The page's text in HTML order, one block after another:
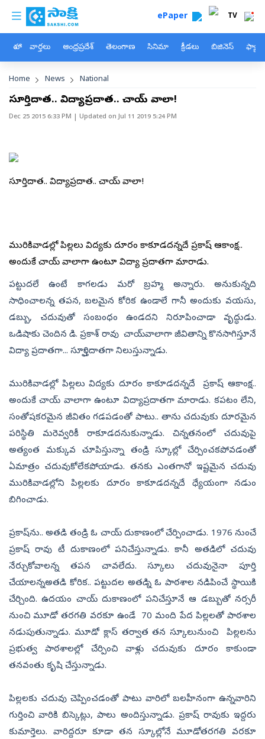
Skip to main content
custom menu ePaper TV
హోం వార్తలు ఆంధ్రప్రదేశ్ తెలంగాణ సినిమా క్రీడలు బిజినెస్
Breadcrumb
Home News National
స్ఫూర్తిదాత.. విద్యాప్రదాత.. చాయ్ వాలా!
Dec 25 2015 6:33 PM | Updated onJul 11 2019 5:24 PM
స్ఫూర్తిదాత.. విద్యాప్రదాత.. చాయ్ వాలా!
మురికివాడల్లో పిల్లలు విద్యకు దూరం కాకూడదన్నదే ప్రకాష్ ఆకాంక్ష..
అందుకే చాయ్ వాలాగా ఉంటూ విద్యా ప్రదాతగా మారాడు.
పట్టుదలే ఉంటే కాగలడు మరో బ్రహ్మ అన్నారు. అనుకున్నది
సాధించాలన్న తపన, బలమైన కోరిక ఉండాలే గానీ అందుకు వయసు,
డబ్బు, చదువుతో సంబంధం ఉండదని నిరూపించాడా వృద్ధుడు.
ఒడిషాకు చెందిన డి. ప్రకాశ్ రావు చాయ్‌వాలాగా జీవితాన్ని కొనసాగిస్తూనే
విద్యా ప్రదాతగా... స్ఫూర్తిదాతగా నిలుస్తున్నాడు.
మురికివాడల్లో పిల్లలు విద్యకు దూరం కాకూడదన్నదే ప్రకాష్ ఆకాంక్ష..
అందుకే చాయ్ వాలాగా ఉంటూ విద్యాప్రదాతగా మారాడు. కపటం లేని,
సంతోషకరమైన జీవితం గడపడంతో పాటు.. తాను చదువుకు దూరమైన
పరిస్థితి మరెవ్వరికీ రాకూడదనుకున్నాడు. చిన్నతనంలో చదువుపై
అత్యంత మక్కువ చూపిస్తున్నా తండ్రి స్కూల్లో చేర్పించకపోవడంతో
ఏమాత్రం చదువుకోలేకపోయాడు. తనకు ఎంతగానో ఇష్టమైన చదువు
మురికివాడల్లోని పిల్లలకు దూరం కాకూడదన్నదే ధ్యేయంగా నడుం
బిగించాడు.
ప్రకాష్‌ను.. అతడి తండ్రి ఓ చాయ్ దుకాణంలో చేర్పించాడు. 1976 నుంచే
ప్రకాష్ రావు టీ దుకాణంలో పనిచేస్తున్నాడు. కానీ అతడిలో చదువు
నేర్చుకోవాలన్న తపన చావలేదు. స్కూలు చదువునైనా పూర్తి
చేయాలన్నఅతడి కోరిక.. పట్టుదల అతడ్ని ఓ పాఠశాల నడిపించే స్థాయికి
చేర్చింది. ఉదయం చాయ్ దుకాణంలో పనిచేస్తూనే ఆ డబ్బుతో నర్సరీ
నుంచి మూడో తరగతి వరకూ ఉండే 70 మంది పేద పిల్లలతో పాఠశాల
నడుపుతున్నాడు. మూడో క్లాస్ తర్వాత తన స్కూలునుంచి పిల్లలను
ప్రభుత్వ పాఠశాలల్లో చేర్పించి వాళ్లు చదువుకు దూరం కాకుండా
తనవంతు కృషి చేస్తున్నాడు.
పిల్లలకు చదువు చెప్పించడంతో పాటు వారిలో బలహీనంగా ఉన్నవారిని
గుర్తించి వారికి బిస్కెట్లు, పాలు అందిస్తున్నాడు. ప్రకాష్ రావుకు ఇద్దరు
కుమార్తెలు. వారిద్దరూ కూడా తన స్కూల్లోనే మూడోతరగతి వరకూ